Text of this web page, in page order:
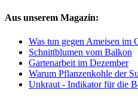
Aus unserem Magazin:
Was tun gegen Ameisen im
Schnittblumen vom Balkon
Gartenarbeit im Dezember
Warum Pflanzenkohle der
Unkraut - Indikator für die